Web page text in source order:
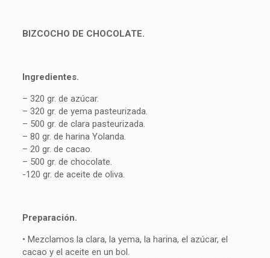
BIZCOCHO DE CHOCOLATE.
Ingredientes.
– 320 gr. de azúcar.
– 320 gr. de yema pasteurizada.
– 500 gr. de clara pasteurizada.
– 80 gr. de harina Yolanda.
– 20 gr. de cacao.
– 500 gr. de chocolate.
-120 gr. de aceite de oliva.
Preparación.
• Mezclamos la clara, la yema, la harina, el azúcar, el
cacao y el aceite en un bol.